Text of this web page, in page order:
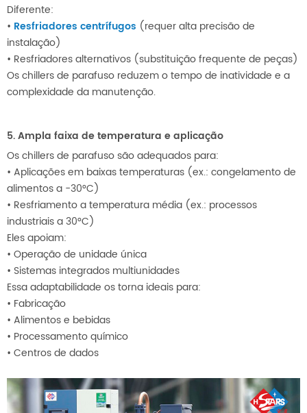
Diferente:
• Resfriadores centrífugos (requer alta precisão de
instalação)
• Resfriadores alternativos (substituição frequente de peças)
Os chillers de parafuso reduzem o tempo de inatividade e a
complexidade da manutenção.
5. Ampla faixa de temperatura e aplicação
Os chillers de parafuso são adequados para:
• Aplicações em baixas temperaturas (ex.: congelamento de
alimentos a -30°C)
• Resfriamento a temperatura média (ex.: processos
industriais a 30°C)
Eles apoiam:
• Operação de unidade única
• Sistemas integrados multiunidades
Essa adaptabilidade os torna ideais para:
• Fabricação
• Alimentos e bebidas
• Processamento químico
• Centros de dados